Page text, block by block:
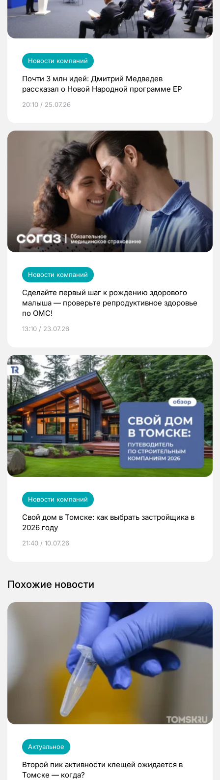
Новости компаний
Почти 3 млн идей: Дмитрий Медведев
рассказал о Новой Народной программе ЕР
20:10 / 25.07.26
Новости компаний
Сделайте первый шаг к рождению здорового
малыша — проверьте репродуктивное здоровье
по ОМС!
13:10 / 23.07.26
Новости компаний
Свой дом в Томске: как выбрать застройщика в
2026 году
21:40 / 10.07.26
Похожие новости
Актуальное
Второй пик активности клещей ожидается в
Томске — когда?